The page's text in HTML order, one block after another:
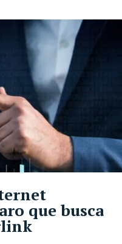
que busca